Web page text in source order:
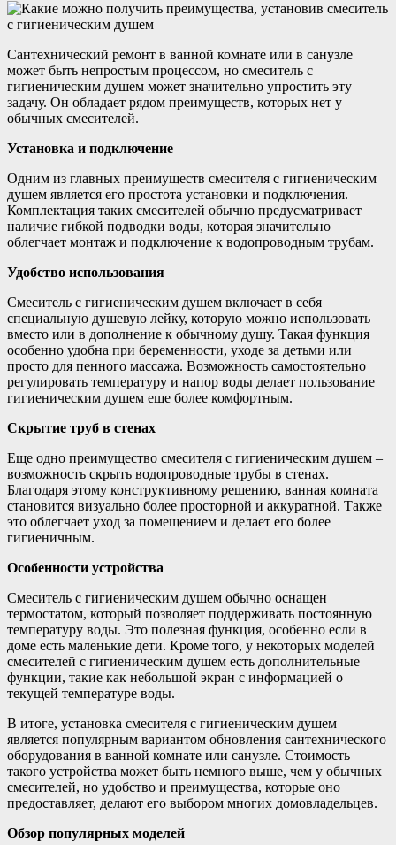
Сантехнический ремонт в ванной комнате или в санузле
может быть непростым процессом, но смеситель с
гигиеническим душем может значительно упростить эту
задачу. Он обладает рядом преимуществ, которых нет у
обычных смесителей.
Установка и подключение
Одним из главных преимуществ смесителя с гигиеническим
душем является его простота установки и подключения.
Комплектация таких смесителей обычно предусматривает
наличие гибкой подводки воды, которая значительно
облегчает монтаж и подключение к водопроводным трубам.
Удобство использования
Смеситель с гигиеническим душем включает в себя
специальную душевую лейку, которую можно использовать
вместо или в дополнение к обычному душу. Такая функция
особенно удобна при беременности, уходе за детьми или
просто для пенного массажа. Возможность самостоятельно
регулировать температуру и напор воды делает пользование
гигиеническим душем еще более комфортным.
Скрытие труб в стенах
Еще одно преимущество смесителя с гигиеническим душем –
возможность скрыть водопроводные трубы в стенах.
Благодаря этому конструктивному решению, ванная комната
становится визуально более просторной и аккуратной. Также
это облегчает уход за помещением и делает его более
гигиеничным.
Особенности устройства
Смеситель с гигиеническим душем обычно оснащен
термостатом, который позволяет поддерживать постоянную
температуру воды. Это полезная функция, особенно если в
доме есть маленькие дети. Кроме того, у некоторых моделей
смесителей с гигиеническим душем есть дополнительные
функции, такие как небольшой экран с информацией о
текущей температуре воды.
В итоге, установка смесителя с гигиеническим душем
является популярным вариантом обновления сантехнического
оборудования в ванной комнате или санузле. Стоимость
такого устройства может быть немного выше, чем у обычных
смесителей, но удобство и преимущества, которые оно
предоставляет, делают его выбором многих домовладельцев.
Обзор популярных моделей